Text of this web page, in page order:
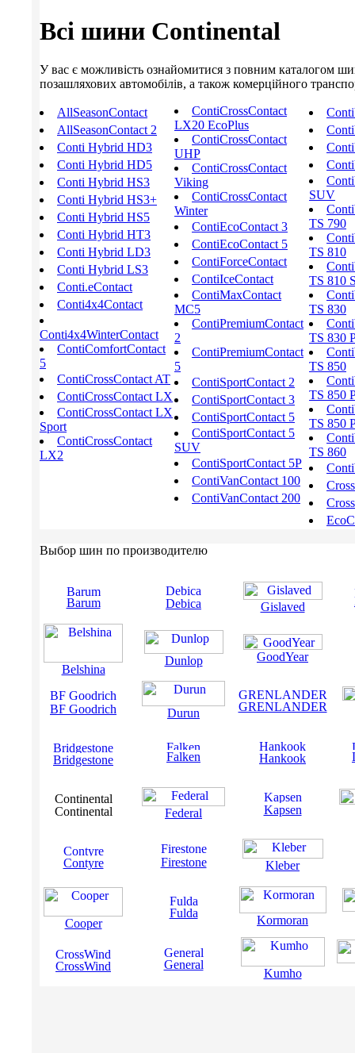
Всі шини Continental
У вас є можливість ознайомитися з повним каталогом
позашляхових автомобілів, а також комерційного
AllSeasonContact
AllSeasonContact 2
Conti Hybrid HD3
Conti Hybrid HD5
Conti Hybrid HS3
Conti Hybrid HS3+
Conti Hybrid HS5
Conti Hybrid HT3
Conti Hybrid LD3
Conti Hybrid LS3
Conti.eContact
Conti4x4Contact
Conti4x4WinterContact
ContiComfortContact
5
ContiCrossContact AT
ContiCrossContact LX
ContiCrossContact LX
Sport
ContiCrossContact
LX2
ContiCrossContact
LX20 EcoPlus
ContiCrossContact
UHP
ContiCrossContact
Viking
ContiCrossContact
Winter
ContiEcoContact 3
ContiEcoContact 5
ContiForceContact
ContiIceContact
ContiMaxContact
MC5
ContiPremiumContact
2
ContiPremiumContact
5
ContiSportContact 2
ContiSportContact 3
ContiSportContact 5
ContiSportContact 5
SUV
ContiSportContact 5P
ContiVanContact 100
ContiVanContact 200
SUV
TS 790
TS 810
TS 810
TS 830
TS 830
TS 850
TS 850
TS 850
TS 860
Выбор шин по производителю
Barum
Belshina
BF Goodrich
Bridgestone
Continental
Contyre
Cooper
CrossWind
Debica
Dunlop
Durun
Falken
Federal
Firestone
Fulda
General
Gislaved
GoodYear
GRENLANDER
Hankook
Kapsen
Kleber
Kormoran
Kumho